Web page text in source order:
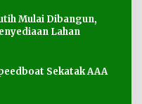
Mulai Dibangun,
Lahan
Sekatak AAA